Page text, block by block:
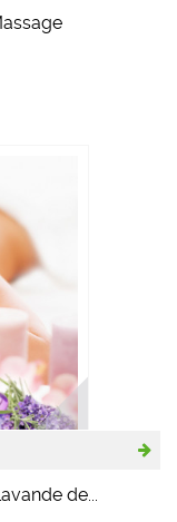
de...